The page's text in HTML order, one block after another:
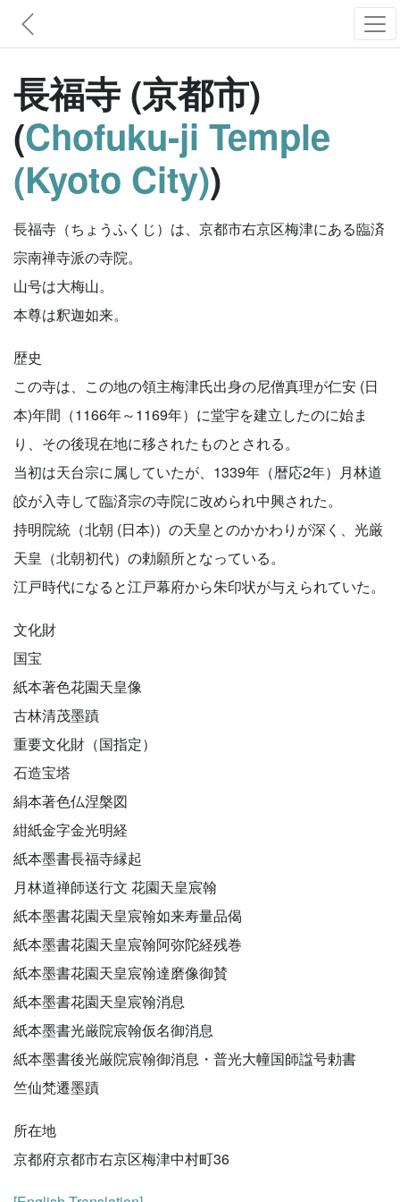
長福寺 (京都市)
(Chofuku-ji Temple
(Kyoto City))
長福寺（ちょうふくじ）は、京都市右京区梅津にある臨済
宗南禅寺派の寺院。
山号は大梅山。
本尊は釈迦如来。
歴史
この寺は、この地の領主梅津氏出身の尼僧真理が仁安 (日
本)年間（1166年～1169年）に堂宇を建立したのに始ま
り、その後現在地に移されたものとされる。
当初は天台宗に属していたが、1339年（暦応2年）月林道
皎が入寺して臨済宗の寺院に改められ中興された。
持明院統（北朝 (日本)）の天皇とのかかわりが深く、光厳
天皇（北朝初代）の勅願所となっている。
江戸時代になると江戸幕府から朱印状が与えられていた。
文化財
国宝
紙本著色花園天皇像
古林清茂墨蹟
重要文化財（国指定）
石造宝塔
絹本著色仏涅槃図
紺紙金字金光明経
紙本墨書長福寺縁起
月林道禅師送行文 花園天皇宸翰
紙本墨書花園天皇宸翰如来寿量品偈
紙本墨書花園天皇宸翰阿弥陀経残巻
紙本墨書花園天皇宸翰達磨像御賛
紙本墨書花園天皇宸翰消息
紙本墨書光厳院宸翰仮名御消息
紙本墨書後光厳院宸翰御消息・普光大幢国師諡号勅書
竺仙梵遷墨蹟
所在地
京都府京都市右京区梅津中村町36